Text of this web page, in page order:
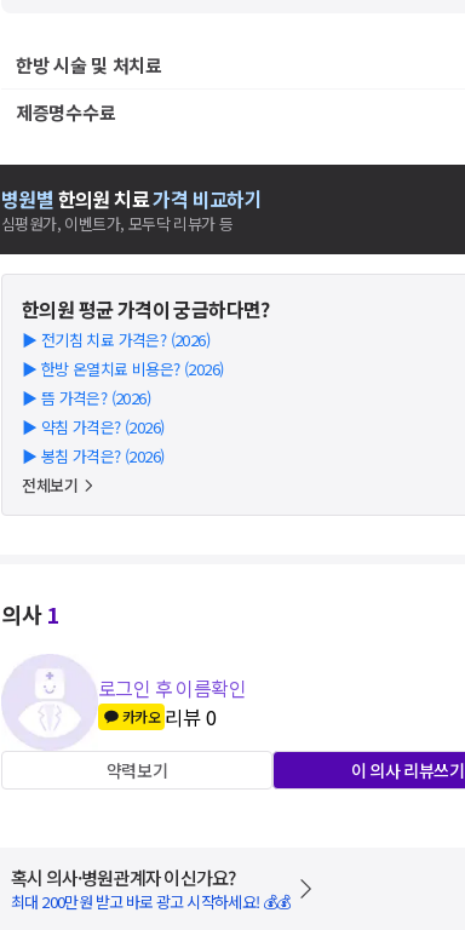
한방 시술 및 처치료
제증명수수료
병원별 한의원치료가격 비교하기
심평원가, 이벤트가, 모두닥 리뷰가 등
한의원평균 가격이 궁금하다면?
▶ 전기침 치료 가격은? (2026)
▶ 한방 온열치료 비용은? (2026)
▶ 뜸 가격은? (2026)
▶ 약침 가격은? (2026)
▶ 봉침 가격은? (2026)
전체보기
의사1
로그인 후 이름확인
카카오 리뷰0
약력보기 이 의사 리뷰쓰기
혹시 의사·병원관계자 이신가요?
최대 200만원 받고 바로 광고 시작하세요! 💰💰